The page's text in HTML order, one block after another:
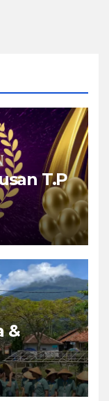
T.P
&